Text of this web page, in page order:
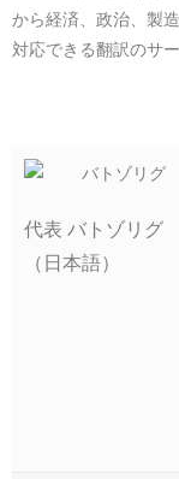
から経済、政治、製
対応できる翻訳のサ
代表 バトゾリグ
（日本語）